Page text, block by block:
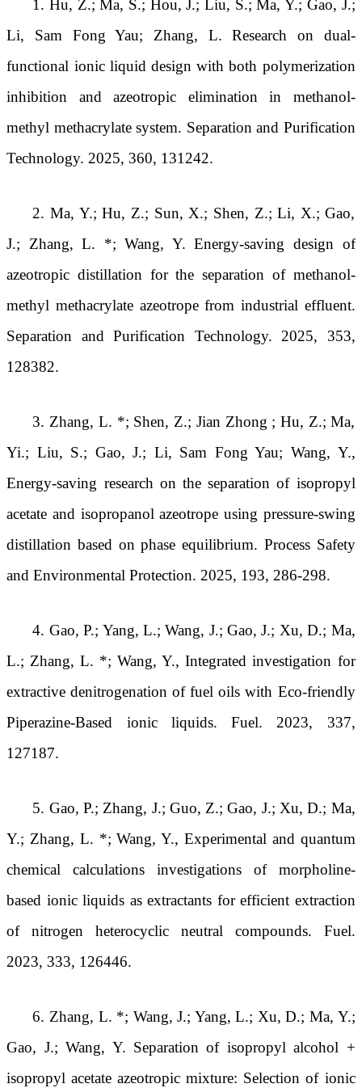
1. Hu, Z.; Ma, S.; Hou, J.; Liu, S.; Ma, Y.; Gao, J.;
Li, Sam Fong Yau; Zhang, L. Research on dual-
functional ionic liquid design with both polymerization
inhibition and azeotropic elimination in methanol-
methyl methacrylate system. Separation and Purification
Technology. 2025, 360, 131242.
2. Ma, Y.; Hu, Z.; Sun, X.; Shen, Z.; Li, X.; Gao,
J.; Zhang, L. *; Wang, Y. Energy-saving design of
azeotropic distillation for the separation of methanol-
methyl methacrylate azeotrope from industrial effluent.
Separation and Purification Technology. 2025, 353,
128382.
3. Zhang, L. *; Shen, Z.; Jian Zhong ; Hu, Z.; Ma,
Yi.; Liu, S.; Gao, J.; Li, Sam Fong Yau; Wang, Y.,
Energy-saving research on the separation of isopropyl
acetate and isopropanol azeotrope using pressure-swing
distillation based on phase equilibrium. Process Safety
and Environmental Protection. 2025, 193, 286-298.
4. Gao, P.; Yang, L.; Wang, J.; Gao, J.; Xu, D.; Ma,
L.; Zhang, L. *; Wang, Y., Integrated investigation for
extractive denitrogenation of fuel oils with Eco-friendly
Piperazine-Based ionic liquids. Fuel. 2023, 337,
127187.
5. Gao, P.; Zhang, J.; Guo, Z.; Gao, J.; Xu, D.; Ma,
Y.; Zhang, L. *; Wang, Y., Experimental and quantum
chemical calculations investigations of morpholine-
based ionic liquids as extractants for efficient extraction
of nitrogen heterocyclic neutral compounds. Fuel.
2023, 333, 126446.
6. Zhang, L. *; Wang, J.; Yang, L.; Xu, D.; Ma, Y.;
Gao, J.; Wang, Y. Separation of isopropyl alcohol +
isopropyl acetate azeotropic mixture: Selection of ionic